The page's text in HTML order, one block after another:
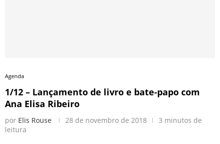
Agenda
1/12 – Lançamento de livro e bate-papo com
Ana Elisa Ribeiro
por Elis Rouse 28 de novembro de 2018
3 minutos de
leitura